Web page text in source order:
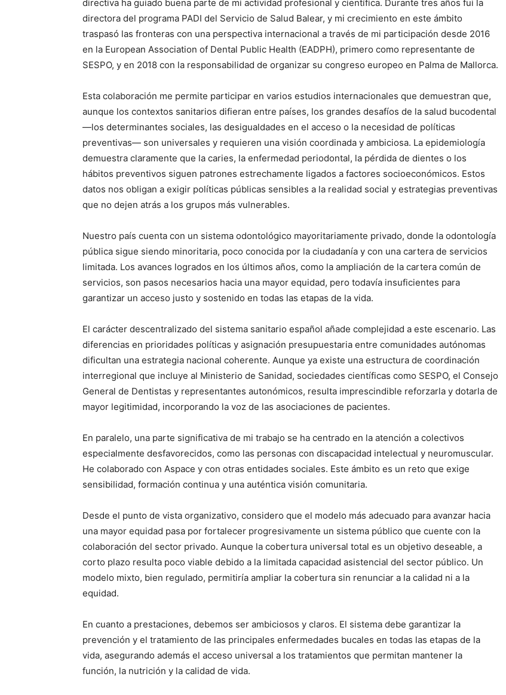
directiva ha guiado buena parte de mi actividad profesional y científica. Durante tres años fui la
directora del programa PADI del Servicio de Salud Balear, y mi crecimiento en este ámbito
traspasó las fronteras con una perspectiva internacional a través de mi participación desde 2016
en la European Association of Dental Public Health (EADPH), primero como representante de
SESPO, y en 2018 con la responsabilidad de organizar su congreso europeo en Palma de Mallorca.
Esta colaboración me permite participar en varios estudios internacionales que demuestran que,
aunque los contextos sanitarios difieran entre países, los grandes desafíos de la salud bucodental
—los determinantes sociales, las desigualdades en el acceso o la necesidad de políticas
preventivas— son universales y requieren una visión coordinada y ambiciosa. La epidemiología
demuestra claramente que la caries, la enfermedad periodontal, la pérdida de dientes o los
hábitos preventivos siguen patrones estrechamente ligados a factores socioeconómicos. Estos
datos nos obligan a exigir políticas públicas sensibles a la realidad social y estrategias preventivas
que no dejen atrás a los grupos más vulnerables.
Nuestro país cuenta con un sistema odontológico mayoritariamente privado, donde la odontología
pública sigue siendo minoritaria, poco conocida por la ciudadanía y con una cartera de servicios
limitada. Los avances logrados en los últimos años, como la ampliación de la cartera común de
servicios, son pasos necesarios hacia una mayor equidad, pero todavía insuficientes para
garantizar un acceso justo y sostenido en todas las etapas de la vida.
El carácter descentralizado del sistema sanitario español añade complejidad a este escenario. Las
diferencias en prioridades políticas y asignación presupuestaria entre comunidades autónomas
dificultan una estrategia nacional coherente. Aunque ya existe una estructura de coordinación
interregional que incluye al Ministerio de Sanidad, sociedades científicas como SESPO, el Consejo
General de Dentistas y representantes autonómicos, resulta imprescindible reforzarla y dotarla de
mayor legitimidad, incorporando la voz de las asociaciones de pacientes.
En paralelo, una parte significativa de mi trabajo se ha centrado en la atención a colectivos
especialmente desfavorecidos, como las personas con discapacidad intelectual y neuromuscular.
He colaborado con Aspace y con otras entidades sociales. Este ámbito es un reto que exige
sensibilidad, formación continua y una auténtica visión comunitaria.
Desde el punto de vista organizativo, considero que el modelo más adecuado para avanzar hacia
una mayor equidad pasa por fortalecer progresivamente un sistema público que cuente con la
colaboración del sector privado. Aunque la cobertura universal total es un objetivo deseable, a
corto plazo resulta poco viable debido a la limitada capacidad asistencial del sector público. Un
modelo mixto, bien regulado, permitiría ampliar la cobertura sin renunciar a la calidad ni a la
equidad.
En cuanto a prestaciones, debemos ser ambiciosos y claros. El sistema debe garantizar la
prevención y el tratamiento de las principales enfermedades bucales en todas las etapas de la
vida, asegurando además el acceso universal a los tratamientos que permitan mantener la
función, la nutrición y la calidad de vida.